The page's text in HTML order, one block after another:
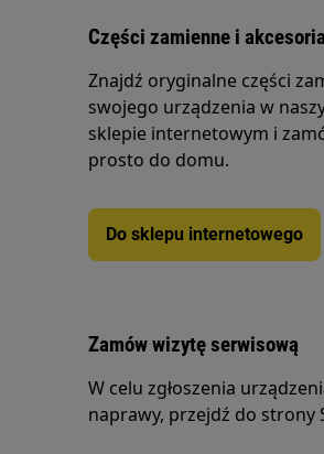
Części zamienne i
Znajdź oryginalne części
swojego urządzenia w
sklepie internetowym i
prosto do domu.
Do sklepu internetowego
Zamów wizytę serwisową
W celu zgłoszenia
naprawy, przejdź do strony